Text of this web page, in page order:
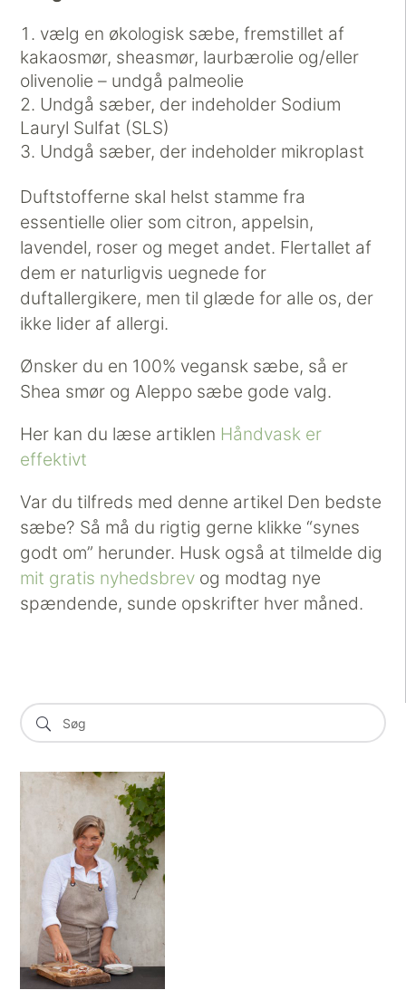
vælg en økologisk sæbe, fremstillet af
kakaosmør, sheasmør, laurbærolie og/eller
olivenolie – undgå palmeolie
Undgå sæber, der indeholder Sodium
Lauryl Sulfat (SLS)
Undgå sæber, der indeholder mikroplast
Duftstofferne skal helst stamme fra
essentielle olier som citron, appelsin,
lavendel, roser og meget andet. Flertallet af
dem er naturligvis uegnede for
duftallergikere, men til glæde for alle os, der
ikke lider af allergi.
Ønsker du en 100% vegansk sæbe, så er
Shea smør og Aleppo sæbe gode valg.
Her kan du læse artiklen Håndvask er
effektivt
Var du tilfreds med denne artikel Den bedste
sæbe? Så må du rigtig gerne klikke “synes
godt om” herunder. Husk også at tilmelde dig
mit gratis nyhedsbrev og modtag nye
spændende, sunde opskrifter hver måned.